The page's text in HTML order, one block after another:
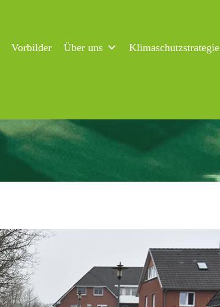
Vorbilder Über uns Klimaschutzstrategie